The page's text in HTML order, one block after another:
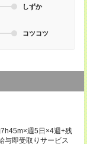
しずか
コツコツ
週5日×4週+残
即受取りサービス